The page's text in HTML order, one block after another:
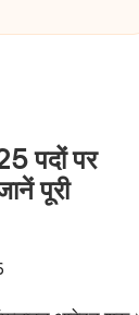
पदों पर
पूरी